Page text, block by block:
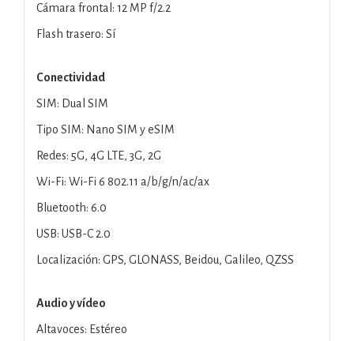
Cámara frontal: 12 MP f/2.2
Flash trasero: Sí
Conectividad
SIM: Dual SIM
Tipo SIM: Nano SIM y eSIM
Redes: 5G, 4G LTE, 3G, 2G
Wi-Fi: Wi-Fi 6 802.11 a/b/g/n/ac/ax
Bluetooth: 6.0
USB: USB-C 2.0
Localización: GPS, GLONASS, Beidou, Galileo, QZSS
Audio y vídeo
Altavoces: Estéreo